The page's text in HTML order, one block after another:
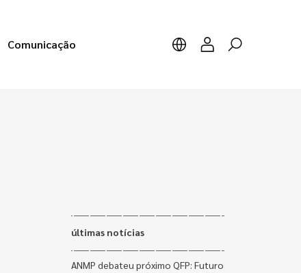
Comunicação
últimas notícias
ANMP debateu próximo QFP: Futuro